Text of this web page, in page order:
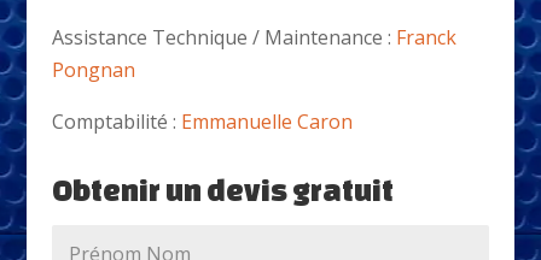
Assistance Technique / Maintenance : Franck
Pongnan
Comptabilité : Emmanuelle Caron
Obtenir un devis gratuit